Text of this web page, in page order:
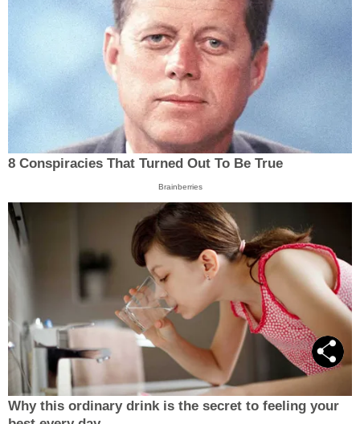
8 Conspiracies That Turned Out To Be True
Brainberries
Why this ordinary drink is the secret to feeling your